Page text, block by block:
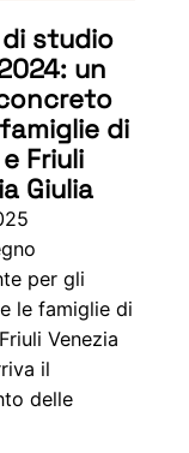
studio
un
di
Friuli
Giulia
per gli
le famiglie di
Venezia
il
delle